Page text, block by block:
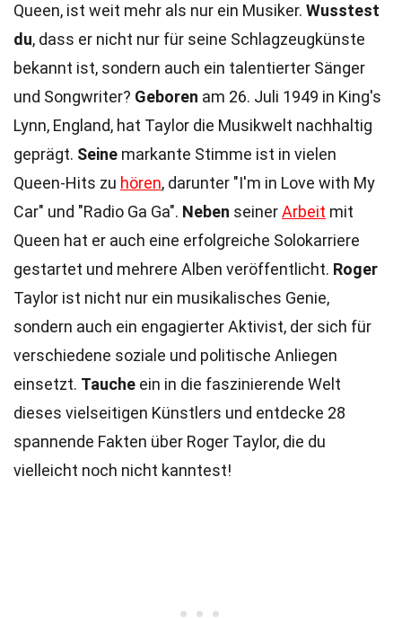
Queen, ist weit mehr als nur ein Musiker. Wusstest
du, dass er nicht nur für seine Schlagzeugkünste
bekannt ist, sondern auch ein talentierter Sänger
und Songwriter? Geboren am 26. Juli 1949 in King's
Lynn, England, hat Taylor die Musikwelt nachhaltig
geprägt. Seine markante Stimme ist in vielen
Queen-Hits zu hören, darunter "I'm in Love with My
Car" und "Radio Ga Ga". Neben seinerArbeit mit
Queen hat er auch eine erfolgreiche Solokarriere
gestartet und mehrere Alben veröffentlicht. Roger
Taylor ist nicht nur ein musikalisches Genie,
sondern auch ein engagierter Aktivist, der sich für
verschiedene soziale und politische Anliegen
einsetzt. Tauche ein in die faszinierende Welt
dieses vielseitigen Künstlers und entdecke 28
spannende Fakten über Roger Taylor, die du
vielleicht noch nicht kanntest!